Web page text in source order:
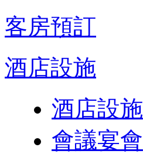
客房預訂
酒店設施
酒店設施
會議宴會